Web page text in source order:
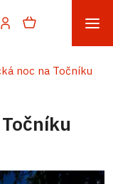
noc na Točníku